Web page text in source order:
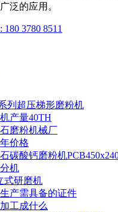
泛的应用。
3780 8511
列超压梯形磨粉机
产量40TH
石磨粉机械厂
价格
碳酸钙磨粉机
机
式研磨机
产需具备的证件
工成什么